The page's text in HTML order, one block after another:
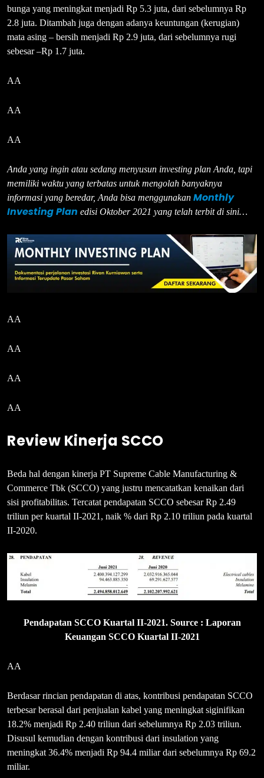
bunga yang meningkat menjadi Rp 5.3 juta, dari sebelumnya Rp
2.8 juta. Ditambah juga dengan adanya keuntungan (kerugian)
mata asing – bersih menjadi Rp 2.9 juta, dari sebelumnya rugi
sebesar –Rp 1.7 juta.
AA
AA
AA
Anda yang ingin atau sedang menyusun investing plan Anda, tapi
memiliki waktu yang terbatas untuk mengolah banyaknya
informasi yang beredar, Anda bisa menggunakan Monthly
Investing Plan edisi Oktober 2021 yang telah terbit di sini…
AA
AA
AA
AA
Review Kinerja SCCO
Beda hal dengan kinerja PT Supreme Cable Manufacturing &
Commerce Tbk (SCCO) yang justru mencatatkan kenaikan dari
sisi profitabilitas. Tercatat pendapatan SCCO sebesar Rp 2.49
triliun per kuartal II-2021, naik % dari Rp 2.10 triliun pada kuartal
II-2020.
Pendapatan SCCO Kuartal II-2021. Source : Laporan
Keuangan SCCO Kuartal II-2021
AA
Berdasar rincian pendapatan di atas, kontribusi pendapatan SCCO
terbesar berasal dari penjualan kabel yang meningkat siginifikan
18.2% menjadi Rp 2.40 triliun dari sebelumnya Rp 2.03 triliun.
Disusul kemudian dengan kontribusi dari insulation yang
meningkat 36.4% menjadi Rp 94.4 miliar dari sebelumnya Rp 69.2
miliar.